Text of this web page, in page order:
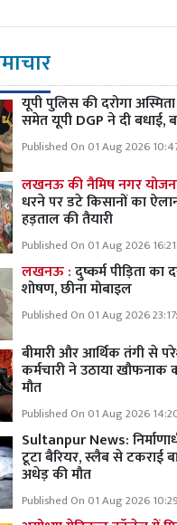
यूपी पुलिस की दरोगा
समेत यूपी DGP ने दी बधाई,
Published On 01 Aug 2026
लखनऊ की नैमिष नगर
धरने पर डटे किसानों का
हड़ताल की तैयारी
Published On 01 Aug 2026
लखनऊ :दुष्कर्म पीड़िता का
शोषण, छीना मोबाइल
Published On 01 Aug 2026
बीमारी और आर्थिक तंगी से
कर्मचारी ने उठाया
मौत
Published On 01 Aug 2026
Sultanpur News:
टूटा बैरियर, स्लैब से टकराई
अधेड़ की मौत
Published On 01 Aug 2026